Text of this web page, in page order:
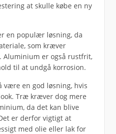
at skulle købe en ny
en populær løsning, da
som kræver
Aluminium er også rustfrit,
til at undgå korrosion.
være en god løsning, hvis
Træ kræver dog mere
da det kan blive
er derfor vigtigt at
med olie eller lak for